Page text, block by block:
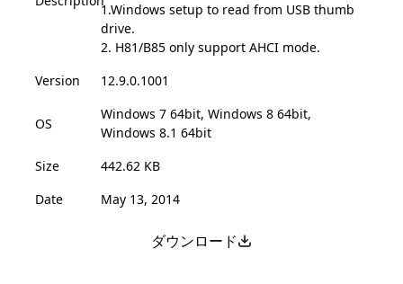
1.Windows setup to read from USB thumb
drive.
2. H81/B85 only support AHCI mode.
Version
12.9.0.1001
OS
Windows 7 64bit, Windows 8 64bit,
Windows 8.1 64bit
Size
442.62 KB
Date
May 13, 2014
ダウンロード